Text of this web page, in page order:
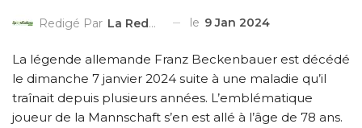
Redigé Par La Redaction le 9 Jan 2024
La légende allemande Franz Beckenbauer est décédé
le dimanche 7 janvier 2024 suite à une maladie qu’il
traînait depuis plusieurs années. L’emblématique
joueur de la Mannschaft s’en est allé à l’âge de 78 ans.